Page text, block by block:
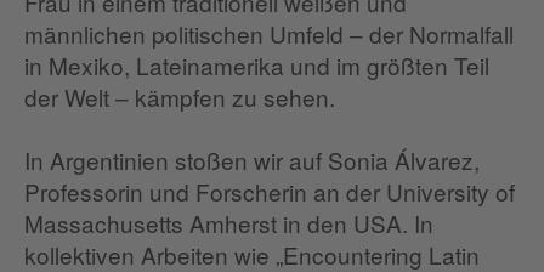
männlichen politischen Umfeld – der Normalfall
in Mexiko, Lateinamerika und im größten Teil
der Welt – kämpfen zu sehen.
In Argentinien stoßen wir auf Sonia Álvarez,
Professorin und Forscherin an der University of
Massachusetts Amherst in den USA. In
kollektiven Arbeiten wie „Encountering Latin